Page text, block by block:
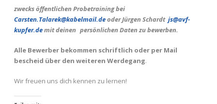
zwecks öffentlichen Probetraining bei
Carsten.Talarek@kabelmail.deoder Jürgen Schardt js@avf-
kupfer.demit deinen persönlichen Daten zu bewerben.
Alle Bewerber bekommen schriftlich oder per Mail
bescheid über den weiteren Werdegang.
Wir freuen uns dich kennen zu lernen!